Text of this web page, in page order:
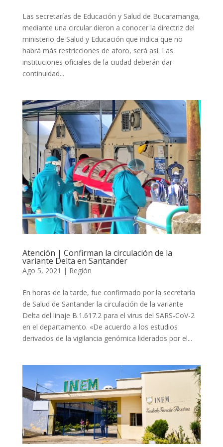
Las secretarías de Educación y Salud de Bucaramanga,
mediante una circular dieron a conocer la directriz del
ministerio de Salud y Educación que indica que no
habrá más restricciones de aforo, será así: Las
instituciones oficiales de la ciudad deberán dar
continuidad...
Atención | Confirman la circulación de la
variante Delta en Santander
Ago 5, 2021 | Región
En horas de la tarde, fue confirmado por la secretaría
de Salud de Santander la circulación de la variante
Delta del linaje B.1.617.2 para el virus del SARS-CoV-2
en el departamento. «De acuerdo a los estudios
derivados de la vigilancia genómica liderados por el...